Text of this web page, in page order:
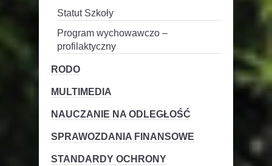
Statut Szkoły
Program wychowawczo –
profilaktyczny
RODO
MULTIMEDIA
NAUCZANIE NA ODLEGŁOŚĆ
SPRAWOZDANIA FINANSOWE
STANDARDY OCHRONY